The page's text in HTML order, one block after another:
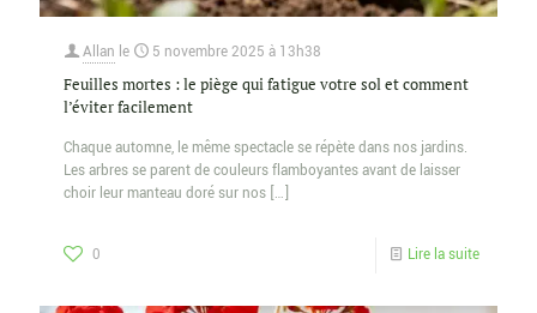
Allan le 5 novembre 2025 à 13h38
Feuilles mortes : le piège qui fatigue votre sol et comment
l’éviter facilement
Chaque automne, le même spectacle se répète dans nos jardins.
Les arbres se parent de couleurs flamboyantes avant de laisser
choir leur manteau doré sur nos […]
0 Lire la suite